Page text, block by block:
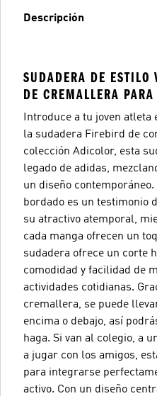
Descripción
SUDADERA DE ESTILO
DE CREMALLERA
Introduce a tu joven
la sudadera Firebird de
colección Adicolor, esta
legado de adidas,
un diseño
bordado es un testimonio
su atractivo atemporal,
cada manga ofrecen un
sudadera ofrece un corte
comodidad y facilidad de
actividades cotidianas.
cremallera, se puede
encima o debajo, así
haga. Si van al colegio, a
a jugar con los amigos,
para integrarse
activo. Con un diseño